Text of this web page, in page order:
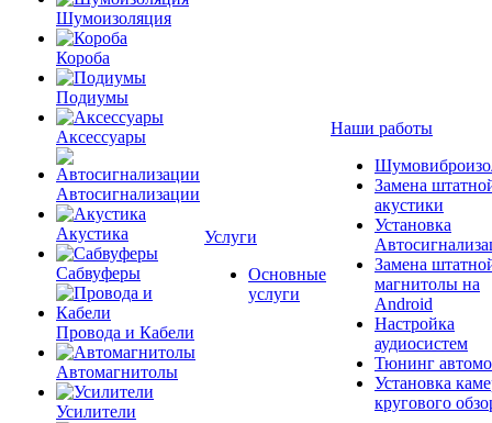
Шумоизоляция
Короба
Подиумы
Аксессуары
Автосигнализации
Акустика
Сабвуферы
Провода и Кабели
Автомагнитолы
Усилители
Услуги
Основные
услуги
Наши работы
Замена
акустики
Установка
Замена
магнитолы на
Android
Настройка
аудиосистем
Тюнинг
Установка
кругового